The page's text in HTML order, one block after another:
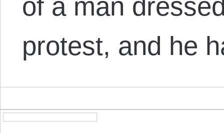
of a man
protest, and he